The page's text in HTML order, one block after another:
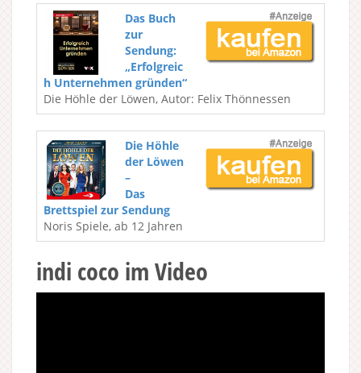
Das Buch
zur
Sendung:
„Erfolgreic
h Unternehmen gründen“
Die Höhle der Löwen, Autor: Felix Thönnessen
Die Höhle
der Löwen
–
Das
Brettspiel zur Sendung
Noris Spiele, ab 12 Jahren
indi coco im Video